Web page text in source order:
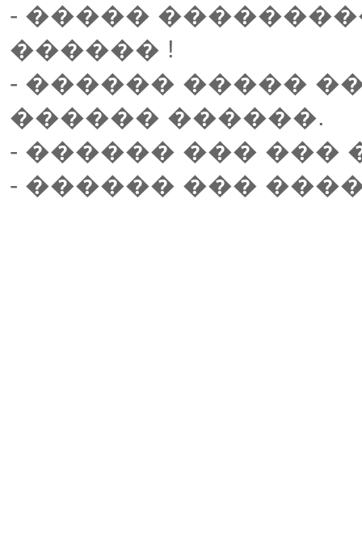
- �����
������ !
- ������ �����
������ ������.
- ������ ��� ���
- ������ ���